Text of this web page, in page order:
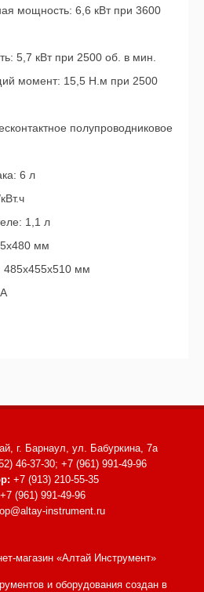
мощность: 6,6 кВт при 3600
5,7 кВт при 2500 об. в мин.
момент: 15,5 Н.м при 2500
полупроводниковое
6 л
1,1 л
мм
485х455х510 мм
г. Барнаул, ул. Бабуркина, 7а
46-37-30; +7 (961) 991-49-96
+7 (913) 210-55-35
+7 (961) 991-49-96
instrument.ru
магазин «Алтай Инструмент»
и оборудованиясоздан в